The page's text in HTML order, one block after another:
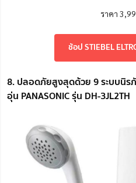
ราคา
ช้อป STIEBEL
8. ปลอดภัยสูงสุดด้วย 9 ระบบนิร
อุ่น PANASONIC รุ่น DH-3JL2TH